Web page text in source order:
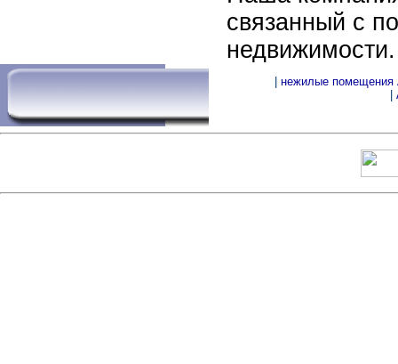
связанный с
недвижимости.
нежилые помещения